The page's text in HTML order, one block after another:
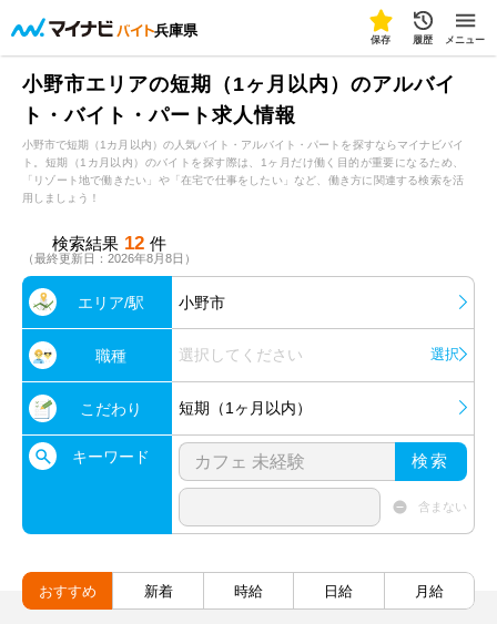
兵庫県
保存 履歴 メニュー
小野市エリアの短期（1ヶ月以内）のアルバイ
ト・バイト・パート求人情報
小野市で短期（1カ月以内）の人気バイト・アルバイト・パートを探すならマイナビバイ
ト。短期（1カ月以内）のバイトを探す際は、1ヶ月だけ働く目的が重要になるため、
「リゾート地で働きたい」や「在宅で仕事をしたい」など、働き方に関連する検索を活
用しましょう！
検索結果 12 件
（最終更新日：2026年8月8日）
エリア/駅 小野市
職種 選択してください 選択
こだわり 短期（1ヶ月以内）
キーワード 検索
含まない
おすすめ 新着 時給 日給 月給